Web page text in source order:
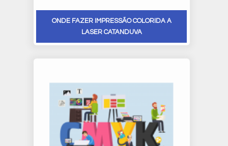
ONDE FAZER IMPRESSÃO COLORIDA A
LASER CATANDUVA